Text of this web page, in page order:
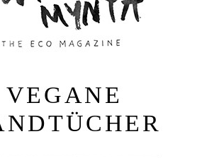
VEGANE